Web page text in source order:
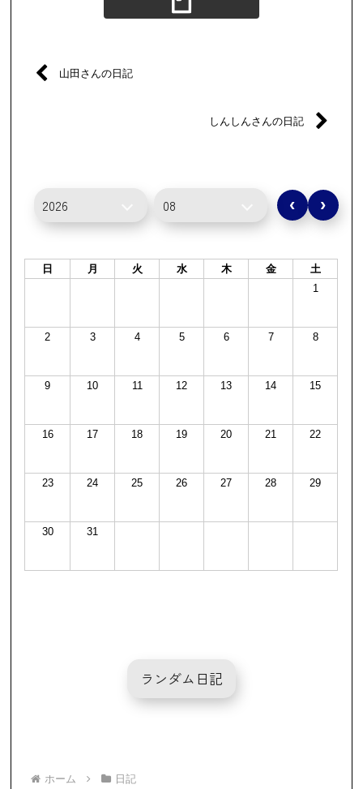
山田さんの日記
しんしんさんの日記
‹ ›
日 月 火 水 木 金
土
1
2 3 4 5 6 7 8
9 10 11 12 13 14 15
16 17 18 19 20 21 22
23 24 25 26 27 28 29
30 31
ランダム日記
ホーム 日記